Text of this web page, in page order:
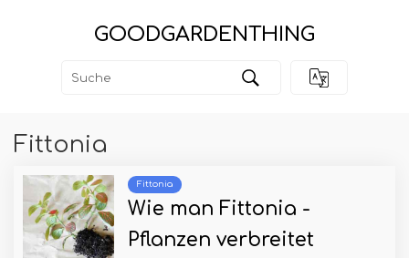
GOODGARDENTHING
Fittonia
Fittonia
Wie man Fittonia -
Pflanzen verbreitet